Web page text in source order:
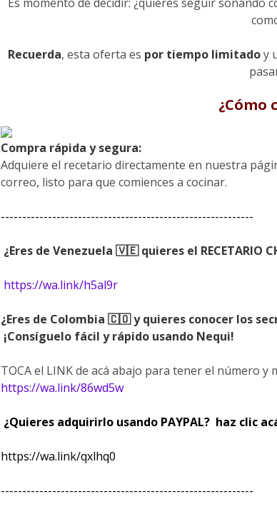
Recuerda, esta oferta es por tiempo limitadoy
¿Cómo
Compra rápida y segura:
Adquiere el recetario directamente en nuestra
correo, listo para que comiences a cocinar.
-----------------------------------------------------------
¿Eres de Venezuela 🇻🇪 quieres el RECETARIO
https://wa.link/h5al9r
¿Eres de Colombia 🇨🇴 y quieres conocer los
¡Consíguelo fácil y rápido usando Nequi!
TOCA el LINK de acá abajo para tener el número y
https://wa.link/86wd5w
¿Quieres adquirirlo usando PAYPAL? haz clic
https://wa.link/qxlhq0
-----------------------------------------------------------